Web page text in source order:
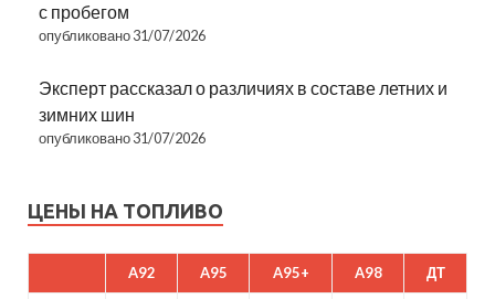
с пробегом
опубликовано 31/07/2026
Эксперт рассказал о различиях в составе летних и
зимних шин
опубликовано 31/07/2026
ЦЕНЫ НА ТОПЛИВО
A92 A95 A95+ A98 ДТ